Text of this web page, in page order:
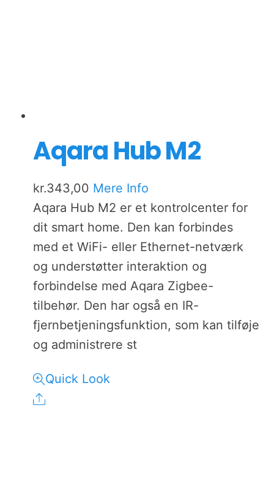
Aqara Hub M2
kr.343,00 Mere Info
Aqara Hub M2 er et kontrolcenter for
dit smart home. Den kan forbindes
med et WiFi- eller Ethernet-netværk
og understøtter interaktion og
forbindelse med Aqara Zigbee-
tilbehør. Den har også en IR-
fjernbetjeningsfunktion, som kan tilføje
og administrere st
Quick Look
Share